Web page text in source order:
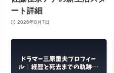
ート詳細
2026年8月7日